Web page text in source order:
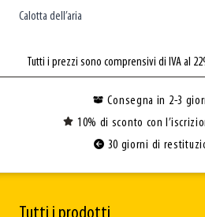
Calotta dell’aria
Tutti i prezzi sono comprensivi di IVA al
Consegna in 2-3
10% di sconto con
30 giorni di